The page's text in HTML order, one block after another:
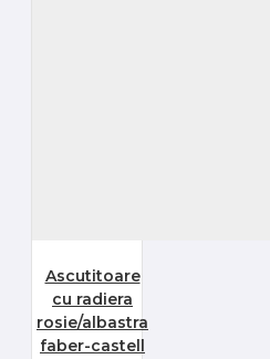
Ascutitoare
cu radiera
rosie/albastra
faber-castell